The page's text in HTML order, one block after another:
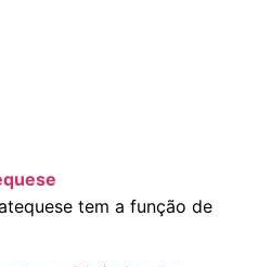
tem a função de